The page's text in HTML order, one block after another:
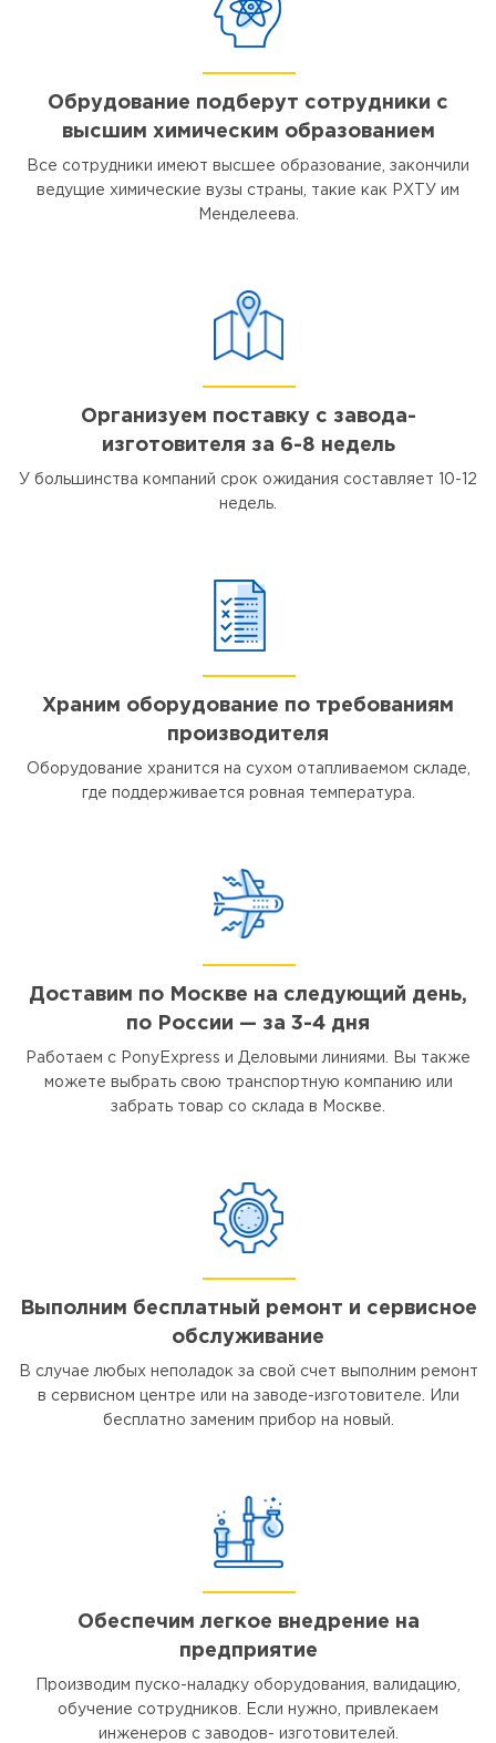
Обрудование подберут сотрудники с
высшим химическим образованием
Все сотрудники имеют высшее образование, закончили
ведущие химические вузы страны, такие как РХТУ им
Менделеева.
Организуем поставку с завода-
изготовителя за 6-8 недель
У большинства компаний срок ожидания составляет 10-12
недель.
Храним оборудование по требованиям
производителя
Оборудование хранится на сухом отапливаемом складе,
где поддерживается ровная температура.
Доставим по Москве на следующий день,
по России — за 3-4 дня
Работаем с PonyExpress и Деловыми линиями. Вы также
можете выбрать свою транспортную компанию или
забрать товар со склада в Москве.
Выполним бесплатный ремонт и сервисное
обслуживание
В случае любых неполадок за свой счет выполним ремонт
в сервисном центре или на заводе-изготовителе. Или
бесплатно заменим прибор на новый.
Обеспечим легкое внедрение на
предприятие
Производим пуско-наладку оборудования, валидацию,
обучение сотрудников. Если нужно, привлекаем
инженеров с заводов- изготовителей.